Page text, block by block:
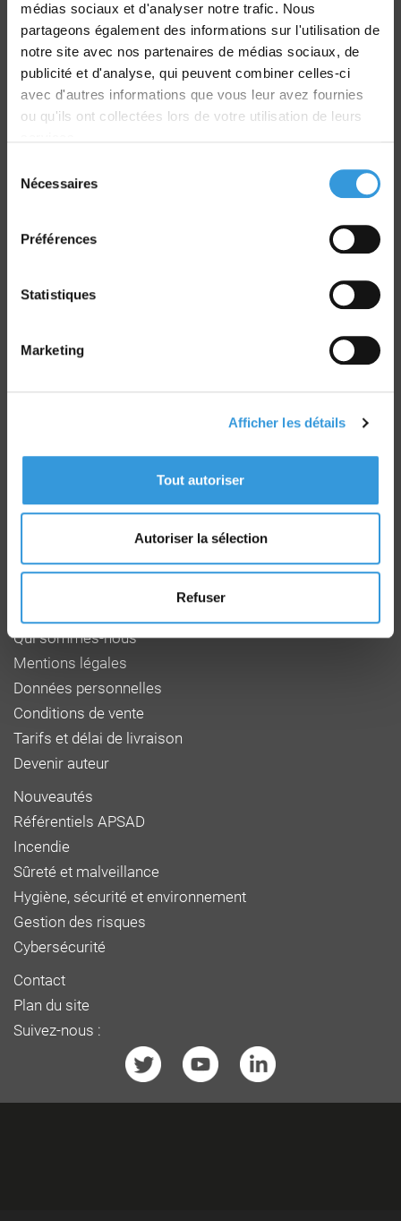
médias sociaux et d'analyser notre trafic. Nous
partageons également des informations sur l'utilisation de
notre site avec nos partenaires de médias sociaux, de
publicité et d'analyse, qui peuvent combiner celles-ci
avec d'autres informations que vous leur avez fournies
ou qu'ils ont collectées lors de votre utilisation de leurs
Nécessaires
Préférences
Statistiques
Marketing
Afficher les détails
Tout autoriser
Autoriser la sélection
Refuser
Livraison
dans le monde entier
F 27950 SAINT MARCEL
www.faceaurisque.com
Qui sommes-nous
Mentions légales
Données personnelles
Conditions de vente
Tarifs et délai de livraison
Devenir auteur
Nouveautés
Référentiels APSAD
Incendie
Sûreté et malveillance
Hygiène, sécurité et environnement
Gestion des risques
Cybersécurité
Contact
Plan du site
Suivez-nous :